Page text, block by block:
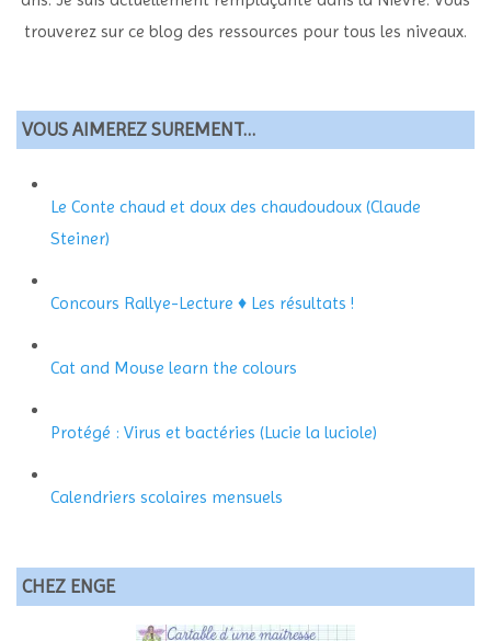
trouverez sur ce blog des ressources pour tous les niveaux.
VOUS AIMEREZ SUREMENT…
Le Conte chaud et doux des chaudoudoux (Claude
Steiner)
Concours Rallye-Lecture ♦ Les résultats !
Cat and Mouse learn the colours
Protégé : Virus et bactéries (Lucie la luciole)
Calendriers scolaires mensuels
CHEZ ENGE